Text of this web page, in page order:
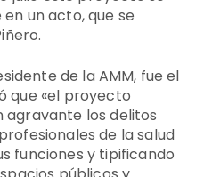
un acto, que se
de la AMM, fue el
que «el proyecto
agravante los delitos
de la salud
funciones y tipificando